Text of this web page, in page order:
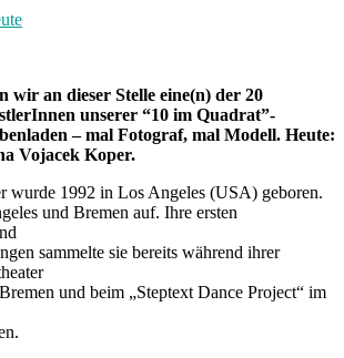
wir an dieser Stelle eine(n) der 20
unserer “10 im Quadrat”-
– mal Fotograf, mal Modell. Heute:
Vojacek Koper.
wurde 1992 in Los Angeles (USA) geboren.
und Bremen auf. Ihre ersten
sammelte sie bereits während ihrer
und beim „Steptext Dance Project“ im